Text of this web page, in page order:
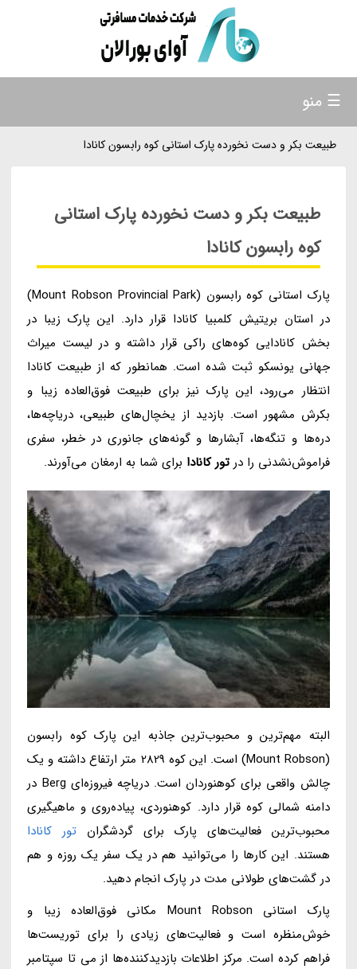
طبیعت بکر و دست نخورده پارک استانی کوه رابسون کانادا
طبیعت بکر و دست نخورده پارک استانی
کوه رابسون کانادا
پارک استانی کوه رابسون (Mount Robson Provincial Park)
در استان بریتیش کلمبیا کانادا قرار دارد. این پارک زیبا در
بخش کانادایی کوه‌های راکی قرار داشته و در لیست میراث
جهانی یونسکو ثبت شده است. همانطور که از طبیعت کانادا
انتظار می‌رود، این پارک نیز برای طبیعت فوق‌العاده زیبا و
بکرش مشهور است. بازدید از یخچال‌های طبیعی، دریاچه‌ها،
دره‌ها و تنگه‌ها، آبشارها و گونه‌های جانوری در خطر، سفری
فراموش‌نشدنی را درتور کانادا برای شما به ارمغان می‌آورند.
البته مهم‌ترین و محبوب‌ترین جاذبه این پارک کوه رابسون
(Mount Robson) است. این کوه 2829 متر ارتفاع داشته و یک
چالش واقعی برای کوهنوردان است. دریاچه فیروزه‌ای Berg در
دامنه شمالی کوه قرار دارد. کوهنوردی، پیاده‌روی و ماهیگیری
محبوب‌ترین فعالیت‌های پارک برای گردشگران تور کانادا
هستند. این کارها را می‌توانید هم در یک سفر یک روزه و هم
در گشت‌های طولانی مدت در پارک انجام دهید.
پارک استانی Mount Robson مکانی فوق‌العاده زیبا و
خوش‌منظره است و فعالیت‌های زیادی را برای توریست‌ها
فراهم کرده است. مرکز اطلاعات بازدیدکننده‌ها از می تا سپتامبر
☰ منو